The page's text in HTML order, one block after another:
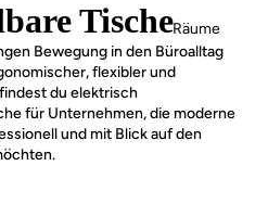
Räume
Tische
Bewegung in den Büroalltag
flexibler und
du elektrisch
für Unternehmen, die moderne
und mit Blick auf den